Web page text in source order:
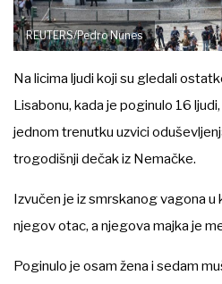
REUTERS/Pedro Nunes
Na licima ljudi koji su gledali
Lisabonu, kada je poginulo 16
jednom trenutku uzvici
trogodišnji dečak iz Nemačke.
Izvučen je iz smrskanog vagona
njegov otac, a njegova majka je
Poginulo je osam žena i sedam